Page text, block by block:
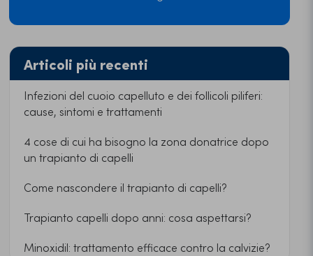
Articoli più recenti
Infezioni del cuoio capelluto e dei follicoli piliferi:
cause, sintomi e trattamenti
4 cose di cui ha bisogno la zona donatrice dopo
un trapianto di capelli
Come nascondere il trapianto di capelli?
Trapianto capelli dopo anni: cosa aspettarsi?
Minoxidil: trattamento efficace contro la calvizie?